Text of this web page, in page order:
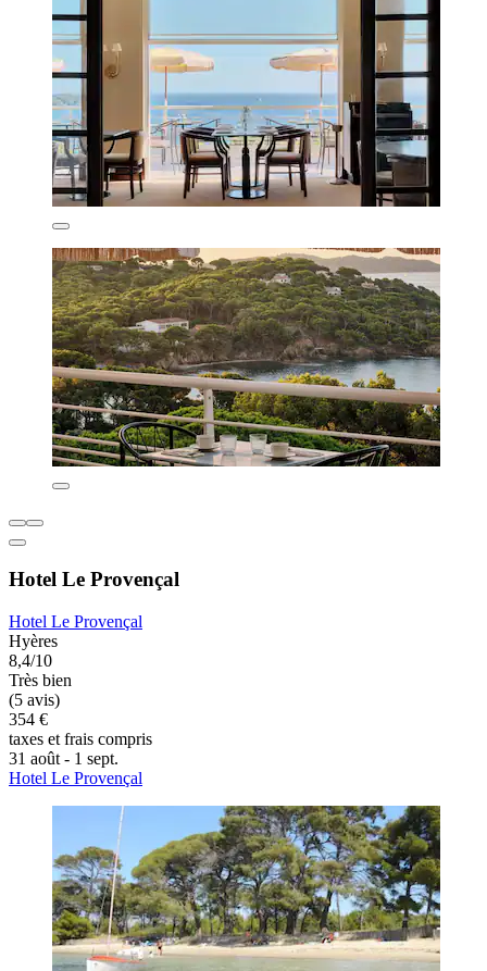
Hotel Le Provençal
Hotel Le Provençal
Hyères
8,4/10
Très bien
(5 avis)
354 €
taxes et frais compris
31 août - 1 sept.
Hotel Le Provençal